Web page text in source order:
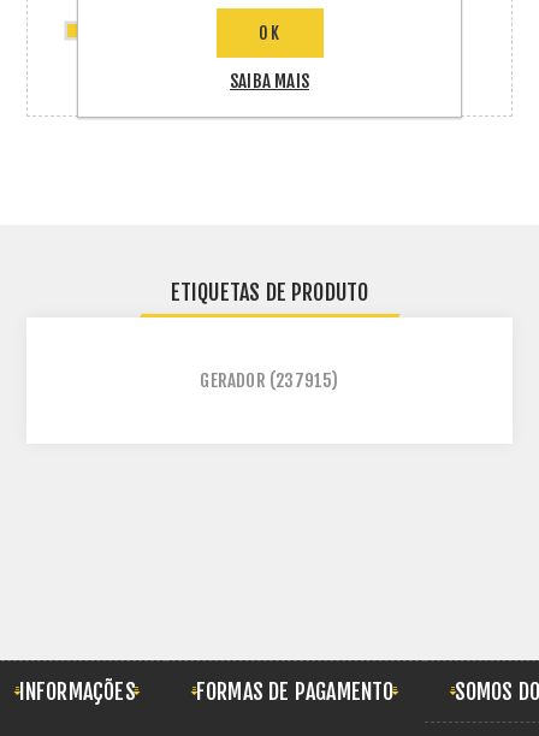
2 x Acessorio Mini Trilho Smart Solar Group
ETIQUETAS DE PRODUTO
GERADOR (237915)
INFORMAÇÕES FORMAS DE PAGAMENTO SOMOS
OK
SAIBA MAIS